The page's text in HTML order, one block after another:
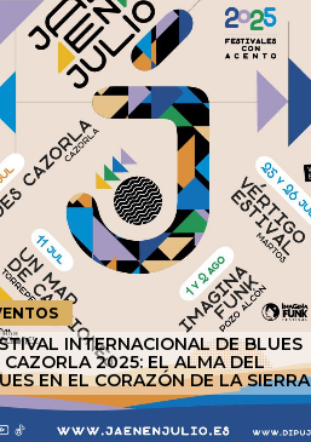
INTERNACIONAL DE BLUES
CAZORLA 2025: EL ALMA DEL
EN EL CORAZÓN DE LA SIERRA